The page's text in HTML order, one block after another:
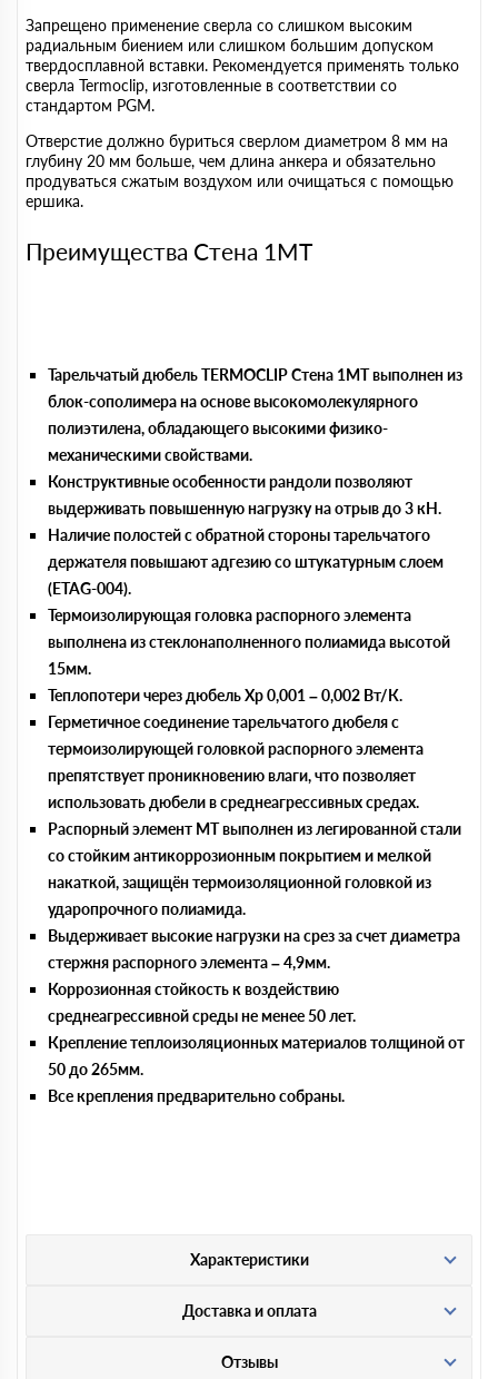
Запрещено применение сверла со слишком высоким
радиальным биением или слишком большим допуском
твердосплавной вставки. Рекомендуется применять только
сверла Termoclip, изготовленные в соответствии со
стандартом PGM.
Отверстие должно буриться сверлом диаметром 8 мм на
глубину 20 мм больше, чем длина анкера и обязательно
продуваться сжатым воздухом или очищаться с помощью
ершика.
Преимущества Стена 1MT
Тарельчатый дюбель TERMOCLIP Стена 1MT выполнен из
блок-сополимера на основе высокомолекулярного
полиэтилена, обладающего высокими физико-
механическими свойствами.
Конструктивные особенности рандоли позволяют
выдерживать повышенную нагрузку на отрыв до 3 кН.
Наличие полостей с обратной стороны тарельчатого
держателя повышают адгезию со штукатурным слоем
(ETAG-004).
Термоизолирующая головка распорного элемента
выполнена из стеклонаполненного полиамида высотой
15мм.
Теплопотери через дюбель Хp 0,001 – 0,002 Вт/К.
Герметичное соединение тарельчатого дюбеля с
термоизолирующей головкой распорного элемента
препятствует проникновению влаги, что позволяет
использовать дюбели в среднеагрессивных средах.
Распорный элемент MT выполнен из легированной стали
со стойким антикоррозионным покрытием и мелкой
накаткой, защищён термоизоляционной головкой из
ударопрочного полиамида.
Выдерживает высокие нагрузки на срез за счет диаметра
стержня распорного элемента – 4,9мм.
Коррозионная стойкость к воздействию
среднеагрессивной среды не менее 50 лет.
Крепление теплоизоляционных материалов толщиной от
50 до 265мм.
Все крепления предварительно собраны.
Характеристики
Доставка и оплата
Отзывы